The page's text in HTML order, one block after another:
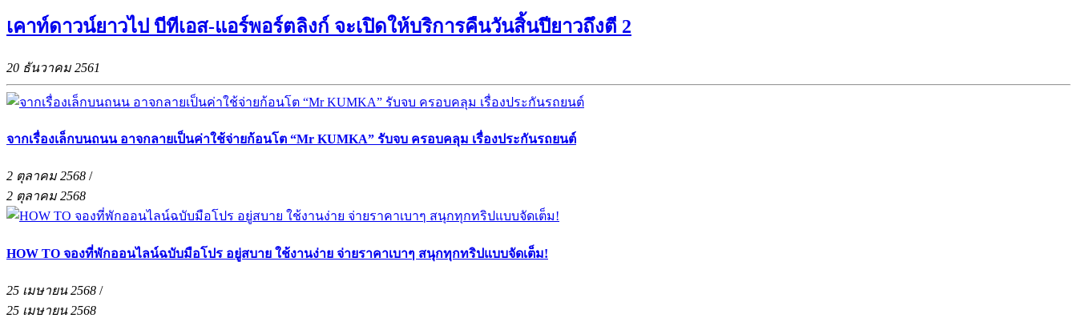
เคาท์ดาวน์ยาวไป บีทีเอส-แอร์พอร์ตลิงก์ จะเปิดให้บริการคืนวันสิ้นปียาวถึงตี 2
20 ธันวาคม 2561
จากเรื่องเล็กบนถนน อาจกลายเป็นค่าใช้จ่ายก้อนโต “Mr KUMKA” รับจบ ครอบคลุม เรื่องประกันรถยนต์
2 ตุลาคม 2568 /
2 ตุลาคม 2568
HOW TO จองที่พักออนไลน์ฉบับมือโปร อยู่สบาย ใช้งานง่าย จ่ายราคาเบาๆ สนุกทุกทริปแบบจัดเต็ม!
25 เมษายน 2568 /
25 เมษายน 2568